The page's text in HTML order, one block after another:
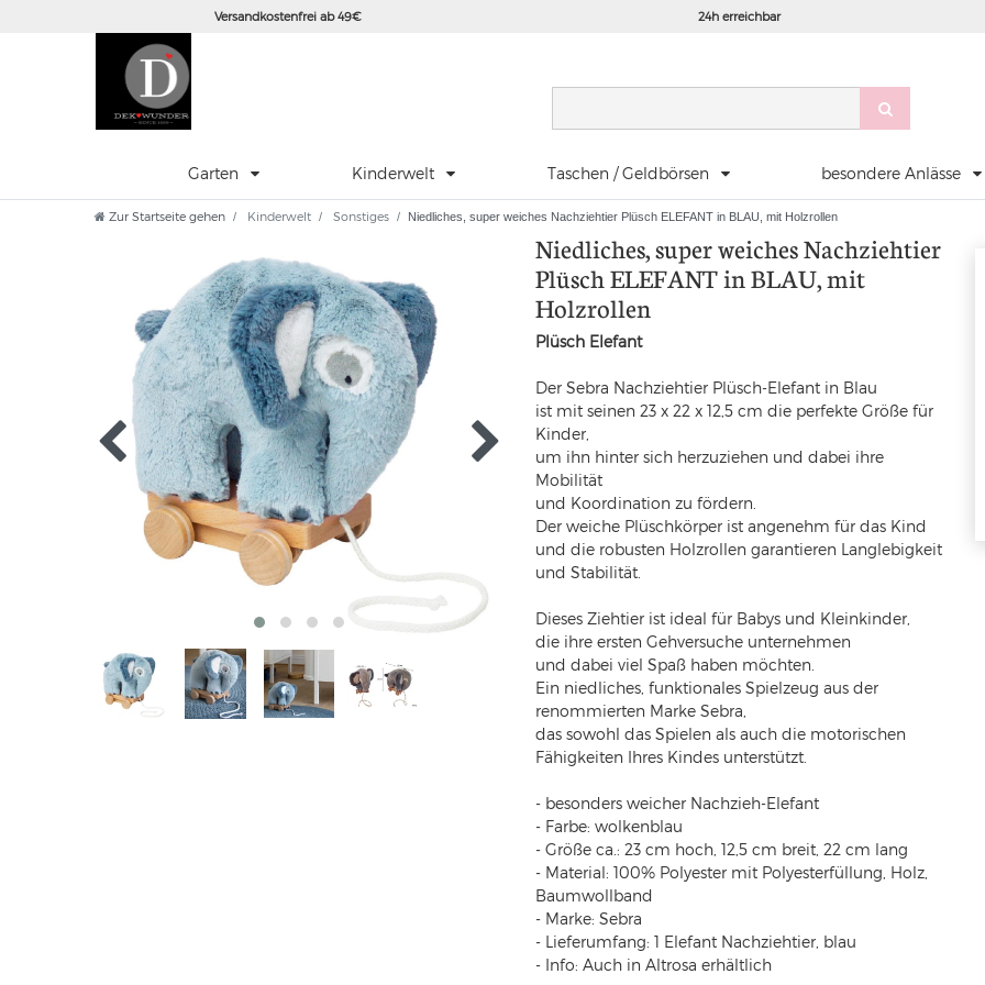
Versandkostenfrei ab 49€ 24h erreichbar
Garten Kinderwelt Taschen / Geldbörsen besondere Anlässe
Zur Startseite gehen Kinderwelt Sonstiges Niedliches, super weiches Nachziehtier Plüsch ELEFANT in BLAU, mit Holzrollen
Niedliches, super weiches Nachziehtier
Plüsch ELEFANT in BLAU, mit
Holzrollen
Plüsch Elefant
Der Sebra Nachziehtier Plüsch-Elefant in Blau
ist mit seinen 23 x 22 x 12,5 cm die perfekte Größe für
Kinder,
um ihn hinter sich herzuziehen und dabei ihre
Mobilität
und Koordination zu fördern.
Der weiche Plüschkörper ist angenehm für das Kind
und die robusten Holzrollen garantieren Langlebigkeit
und Stabilität.
Dieses Ziehtier ist ideal für Babys und Kleinkinder,
die ihre ersten Gehversuche unternehmen
und dabei viel Spaß haben möchten.
Ein niedliches, funktionales Spielzeug aus der
renommierten Marke Sebra,
das sowohl das Spielen als auch die motorischen
Fähigkeiten Ihres Kindes unterstützt.
- besonders weicher Nachzieh-Elefant
- Farbe: wolkenblau
- Größe ca.: 23 cm hoch, 12,5 cm breit, 22 cm lang
- Material: 100% Polyester mit Polyesterfüllung, Holz,
Baumwollband
- Marke: Sebra
- Lieferumfang: 1 Elefant Nachziehtier, blau
- Info: Auch in Altrosa erhältlich